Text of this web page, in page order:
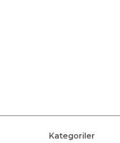
Kategoriler